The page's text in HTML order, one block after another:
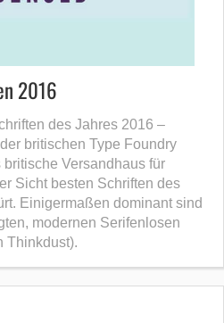
2016
des Jahres 2016 –
britischen Type Foundry
Versandhaus für
Sicht besten Schriften des
Einigermaßen dominant sind
modernen Serifenlosen
Thinkdust).